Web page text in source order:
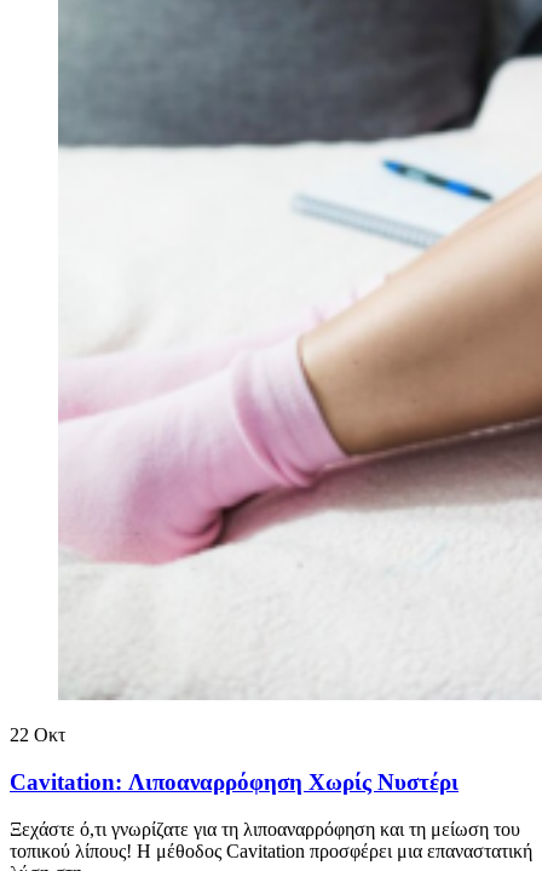
22 Οκτ
Cavitation: Λιποαναρρόφηση Χωρίς Νυστέρι
Ξεχάστε ό,τι γνωρίζατε για τη λιποαναρρόφηση και τη μείωση του
τοπικού λίπους! Η μέθοδος Cavitation προσφέρει μια επαναστατική